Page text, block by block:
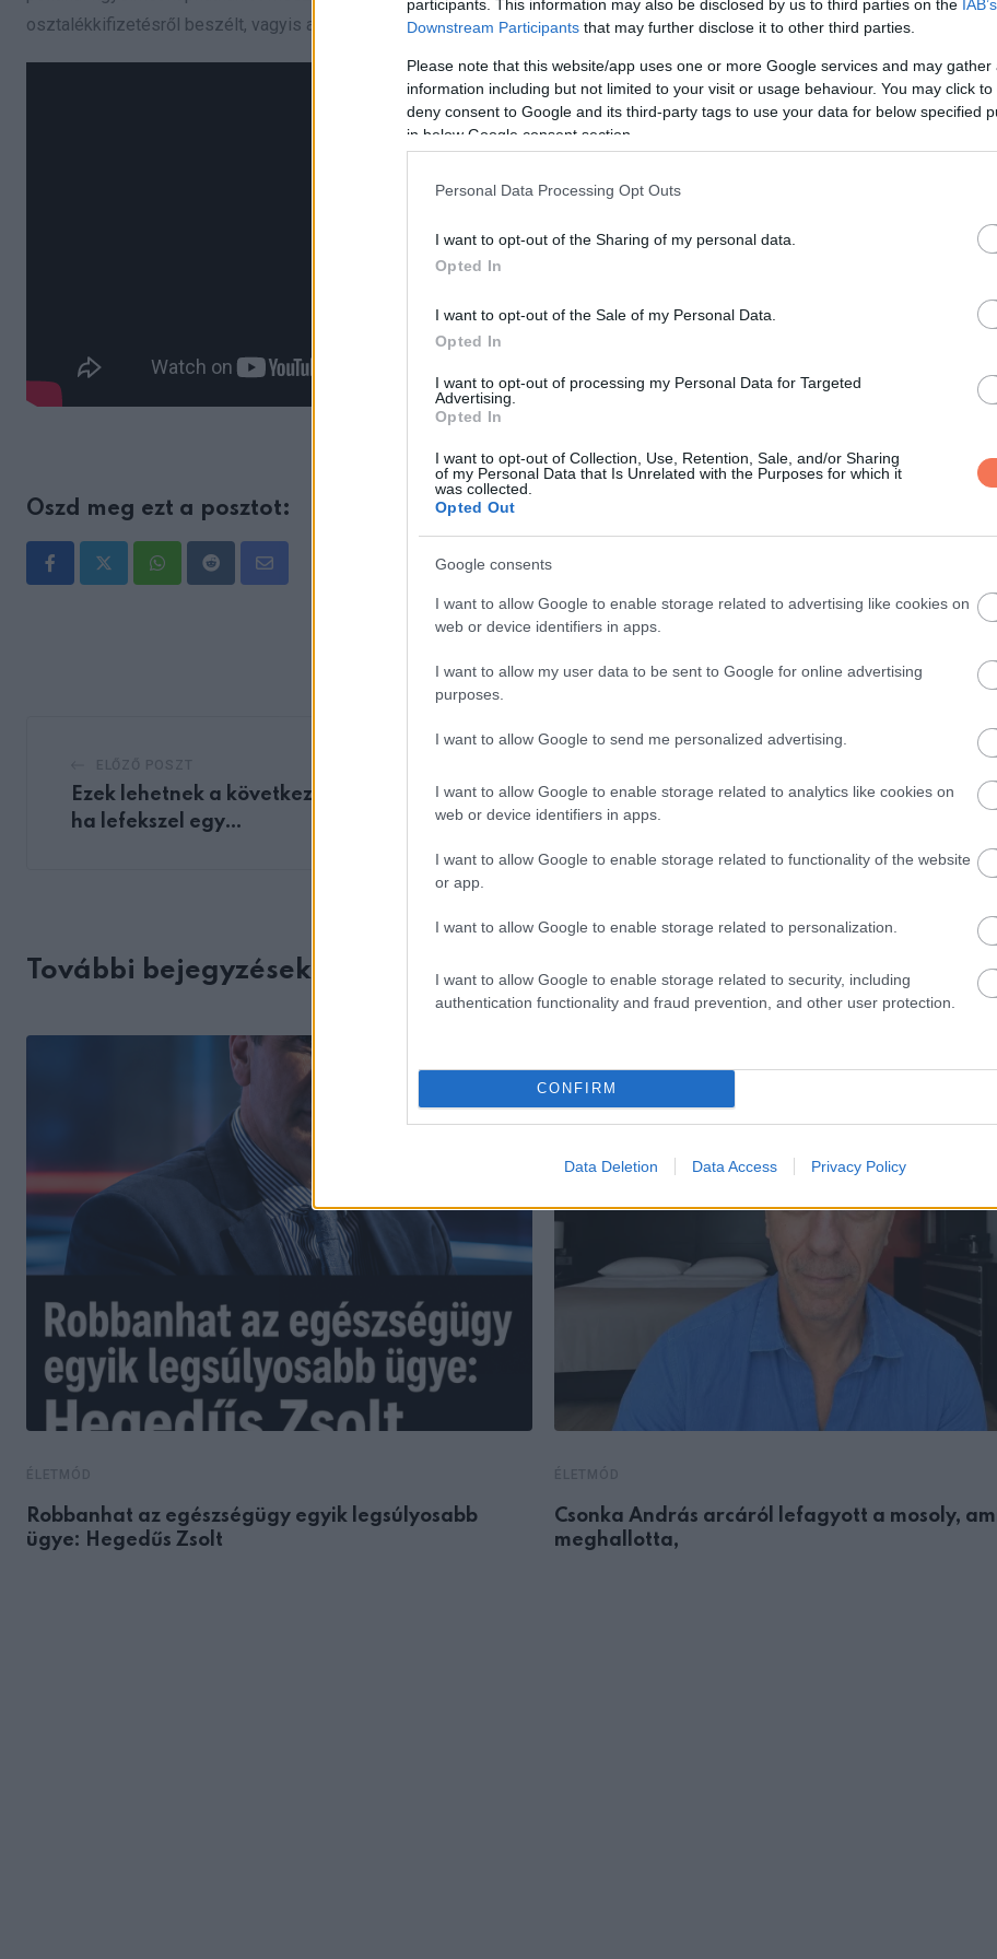
participants. This information may also be disclosed by us to third parties on the
Downstream Participants that may further disclose it to other third parties.
Please note that this website/app uses one or more Google services and may gather
information including but not limited to your visit or usage behaviour. You may click
deny consent to Google and its third-party tags to use your data for below specified
in below Google consent section.
Personal Data Processing Opt Outs
I want to opt-out of the Sharing of my personal data.
Opted In
I want to opt-out of the Sale of my Personal Data.
Opted In
I want to opt-out of processing my Personal Data for Targeted
Advertising.
Opted In
I want to opt-out of Collection, Use, Retention, Sale, and/or Sharing
of my Personal Data that Is Unrelated with the Purposes for which it
was collected.
Opted Out
Google consents
I want to allow Google to enable storage related to advertising like cookies on
web or device identifiers in apps.
I want to allow my user data to be sent to Google for online advertising
purposes.
I want to allow Google to send me personalized advertising.
I want to allow Google to enable storage related to analytics like cookies on
web or device identifiers in apps.
I want to allow Google to enable storage related to functionality of the website
or app.
I want to allow Google to enable storage related to personalization.
I want to allow Google to enable storage related to security, including
authentication functionality and fraud prevention, and other user protection.
CONFIRM
Data Deletion Data Access Privacy Policy
osztalékkifizetésről beszélt, vagyis az ügyben két teljesen eltérő értelmezés áll egymással szemben.
Oszd meg ezt a posztot:
WhatsappRedditShare
Ezek lehetnek a következményei annak,
ha lefekszel egy…
KÖVETKEZŐ POSZT
hozott az életünkbe, amire senki
mindenki
További bejegyzések
Robbanhat az egészségügy egyik legsúlyosabb
ügye: Hegedűs Zsolt
Csonka András arcáról lefagyott a mosoly,
meghallotta,